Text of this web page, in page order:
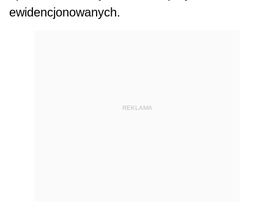
ewidencjonowanych.
REKLAMA